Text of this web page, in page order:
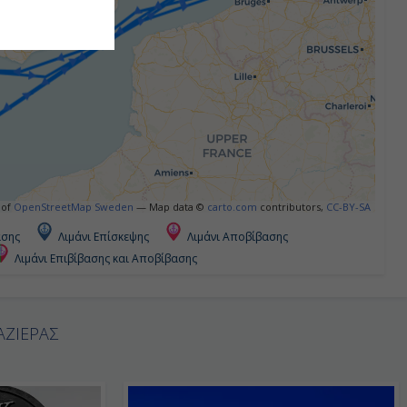
OpenStreetMap Sweden — Map data © carto.com contributors, CC-BY-SA
Λιμάνι Επίσκεψης
Λιμάνι Αποβίβασης
Λιμάνι Επιβίβασης και Αποβίβασης